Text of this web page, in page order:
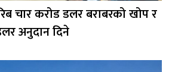
चार करोड डलर बराबरको खोप र
अनुदान दिने